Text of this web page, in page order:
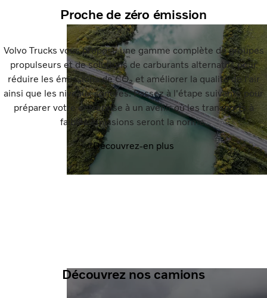
Proche de zéro émission
Volvo Trucks vous propose une gamme complète de groupes
propulseurs et de solutions de carburants alternatifs pour
réduire les émissions de CO₂ et améliorer la qualité de l'air
ainsi que les niveaux sonores. Passez à l'étape suivante pour
préparer votre entreprise à un avenir où les transports à
faibles émissions seront la norme.
Découvrez-en plus
Découvrez nos camions